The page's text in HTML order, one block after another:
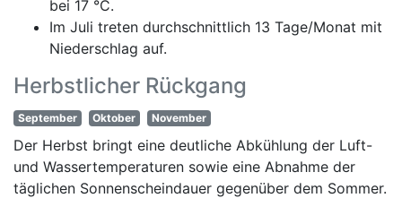
bei 17 °C.
Im Juli treten durchschnittlich 13 Tage/Monat mit
Niederschlag auf.
Herbstlicher Rückgang
September Oktober November
Der Herbst bringt eine deutliche Abkühlung der Luft-
und Wassertemperaturen sowie eine Abnahme der
täglichen Sonnenscheindauer gegenüber dem Sommer.